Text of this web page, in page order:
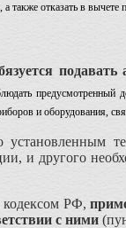
а также отказать в
подавать
предусмотренный
и оборудования,
и другого
кодексом РФ,
с ними